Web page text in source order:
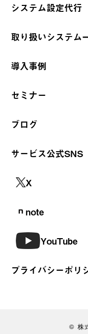
システム設定代行
取り扱いシステム
導入事例
セミナー
ブログ
サービス公式SNS
X
note
YouTube
プライバシーポリ
© 株